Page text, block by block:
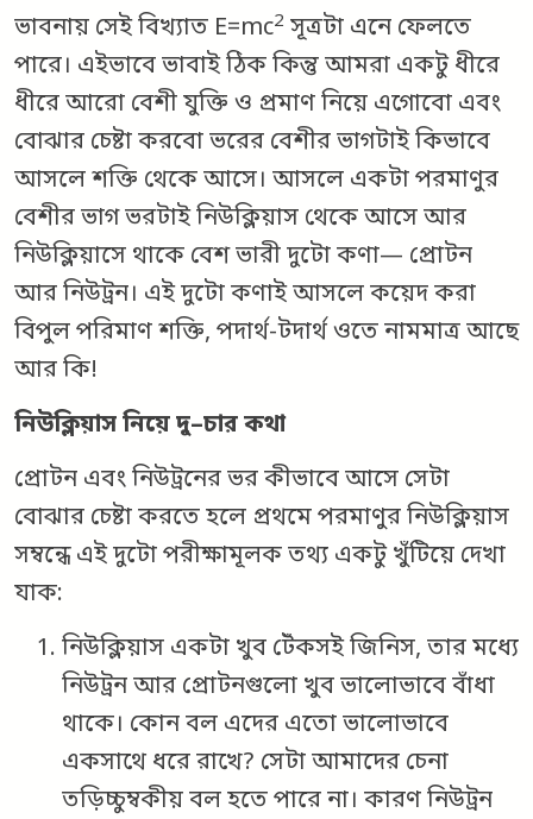
ভাবনায় সেই বিখ্যাত E=mc2 সূত্রটা এনে ফেলতে
পারে। এইভাবে ভাবাই ঠিক কিন্তু আমরা একটু ধীরে
ধীরে আরো বেশী যুক্তি ও প্রমাণ নিয়ে এগোবো এবং
বোঝার চেষ্টা করবো ভরের বেশীর ভাগটাই কিভাবে
আসলে শক্তি থেকে আসে। আসলে একটা পরমাণুর
বেশীর ভাগ ভরটাই নিউক্লিয়াস থেকে আসে আর
নিউক্লিয়াসে থাকে বেশ ভারী দুটো কণা— প্রোটন
আর নিউট্রন। এই দুটো কণাই আসলে কয়েদ করা
বিপুল পরিমাণ শক্তি, পদার্থ-টদার্থ ওতে নামমাত্র আছে
আর কি!
নিউক্লিয়াসনিয়ে দু–চারকথা
প্রোটন এবং নিউট্রনের ভর কীভাবে আসে সেটা
বোঝার চেষ্টা করতে হলে প্রথমে পরমাণুর নিউক্লিয়াস
সম্বন্ধে এই দুটো পরীক্ষামূলক তথ্য একটু খুঁটিয়ে দেখা
যাক:
নিউক্লিয়াস একটা খুব টেঁকসই জিনিস, তার মধ্যে
নিউট্রন আর প্রোটনগুলো খুব ভালোভাবে বাঁধা
থাকে। কোন বল এদের এতো ভালোভাবে
একসাথে ধরে রাখে? সেটা আমাদের চেনা
তড়িচ্চুম্বকীয় বল হতে পারে না। কারণ নিউট্রন